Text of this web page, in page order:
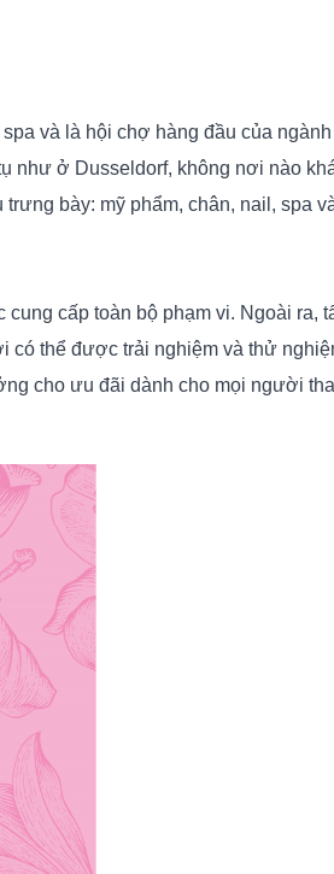
và là hội chợ hàng đầu của
như ở Dusseldorf, không nơi nào
bày: mỹ phẩm, chân, nail, spa
cấp toàn bộ phạm vi. Ngoài ra,
thể được trải nghiệm và thử
cho ưu đãi dành cho mọi người